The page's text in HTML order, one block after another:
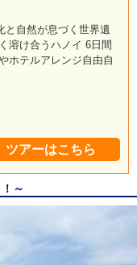
と自然が息づく世界遺
溶け合うハノイ 6日間
ホテルアレンジ自由自
ツアーはこちら
～